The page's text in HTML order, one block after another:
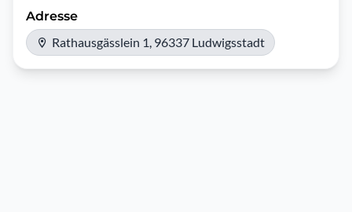
Adresse
Rathausgässlein 1, 96337 Ludwigsstadt